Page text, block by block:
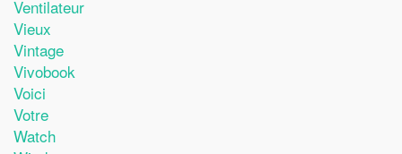
Ventilateur
Vieux
Vintage
Vivobook
Voici
Votre
Watch